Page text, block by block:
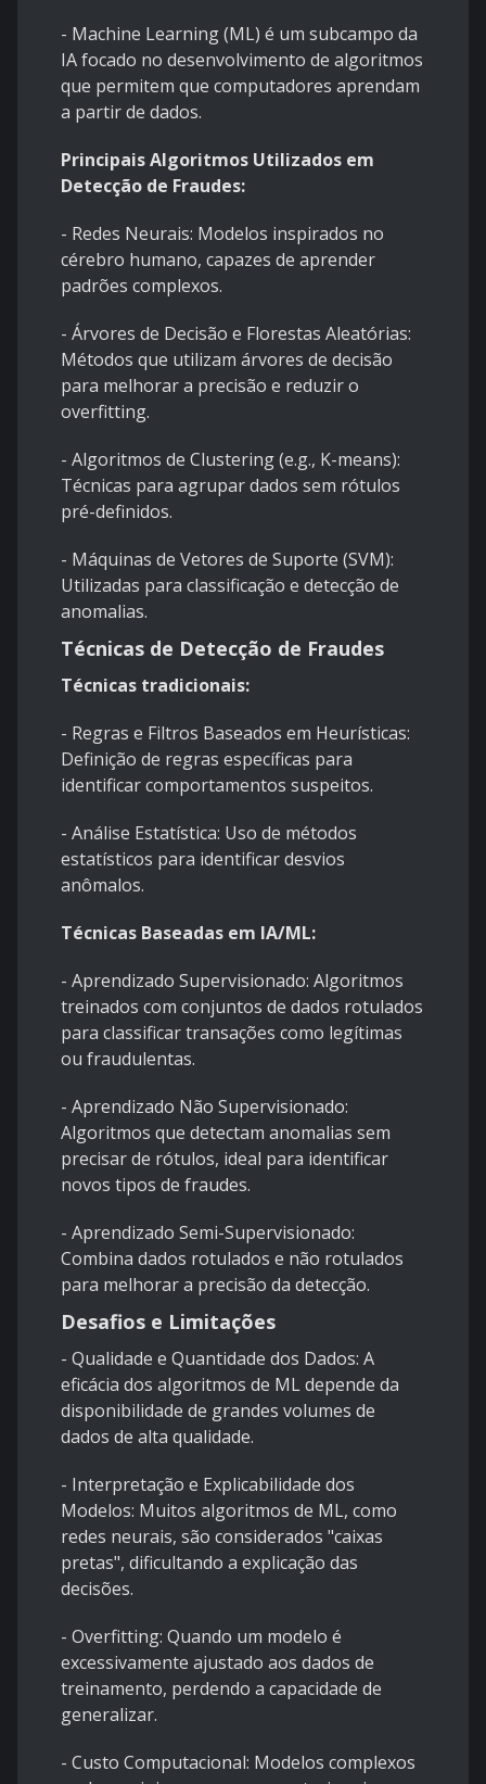
- Machine Learning (ML) é um subcampo da
IA focado no desenvolvimento de algoritmos
que permitem que computadores aprendam
a partir de dados.
Principais Algoritmos Utilizados em
Detecção de Fraudes:
- Redes Neurais: Modelos inspirados no
cérebro humano, capazes de aprender
padrões complexos.
- Árvores de Decisão e Florestas Aleatórias:
Métodos que utilizam árvores de decisão
para melhorar a precisão e reduzir o
overfitting.
- Algoritmos de Clustering (e.g., K-means):
Técnicas para agrupar dados sem rótulos
pré-definidos.
- Máquinas de Vetores de Suporte (SVM):
Utilizadas para classificação e detecção de
anomalias.
Técnicas de Detecção de Fraudes
Técnicas tradicionais:
- Regras e Filtros Baseados em Heurísticas:
Definição de regras específicas para
identificar comportamentos suspeitos.
- Análise Estatística: Uso de métodos
estatísticos para identificar desvios
anômalos.
Técnicas Baseadas em IA/ML:
- Aprendizado Supervisionado: Algoritmos
treinados com conjuntos de dados rotulados
para classificar transações como legítimas
ou fraudulentas.
- Aprendizado Não Supervisionado:
Algoritmos que detectam anomalias sem
precisar de rótulos, ideal para identificar
novos tipos de fraudes.
- Aprendizado Semi-Supervisionado:
Combina dados rotulados e não rotulados
para melhorar a precisão da detecção.
Desafios e Limitações
- Qualidade e Quantidade dos Dados: A
eficácia dos algoritmos de ML depende da
disponibilidade de grandes volumes de
dados de alta qualidade.
- Interpretação e Explicabilidade dos
Modelos: Muitos algoritmos de ML, como
redes neurais, são considerados "caixas
pretas", dificultando a explicação das
decisões.
- Overfitting: Quando um modelo é
excessivamente ajustado aos dados de
treinamento, perdendo a capacidade de
generalizar.
- Custo Computacional: Modelos complexos